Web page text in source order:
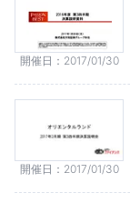
開催日 2017/01/30
開催日 2017/01/30